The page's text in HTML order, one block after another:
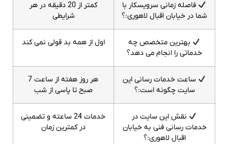
فاصله زمانی سرویسکار با
شما در خیابان اقبال لاهوری:؟
کمتر از 20 دقیقه در هر
شرایطی
بهترین متخصص چه
خدماتی را انجام می دهد؟
اول از همه بد قولی نمی کند
ساعت خدمات رسانی این
سایت چگونه است:؟
هر روز هفته از ساعت 7
صبح تا پاسی از شب
نقش این سایت در
خدمات رسانی فنی به خیابان
اقبال لاهوری:؟
خدمات 24 ساعته و تضمینی
در کمترین زمان